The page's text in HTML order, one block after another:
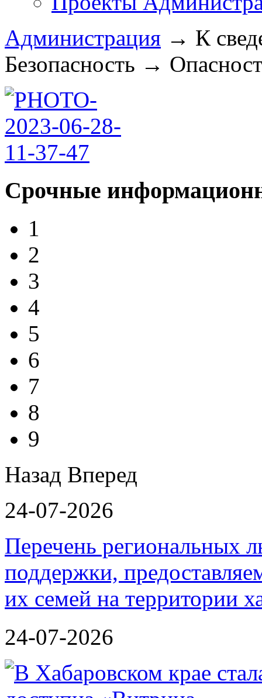
Администрация → К
Безопасность →
Срочные
1
2
3
4
5
6
7
8
9
Назад Вперед
24-07-2026
Перечень региональных
поддержки,
их семей на территории
24-07-2026